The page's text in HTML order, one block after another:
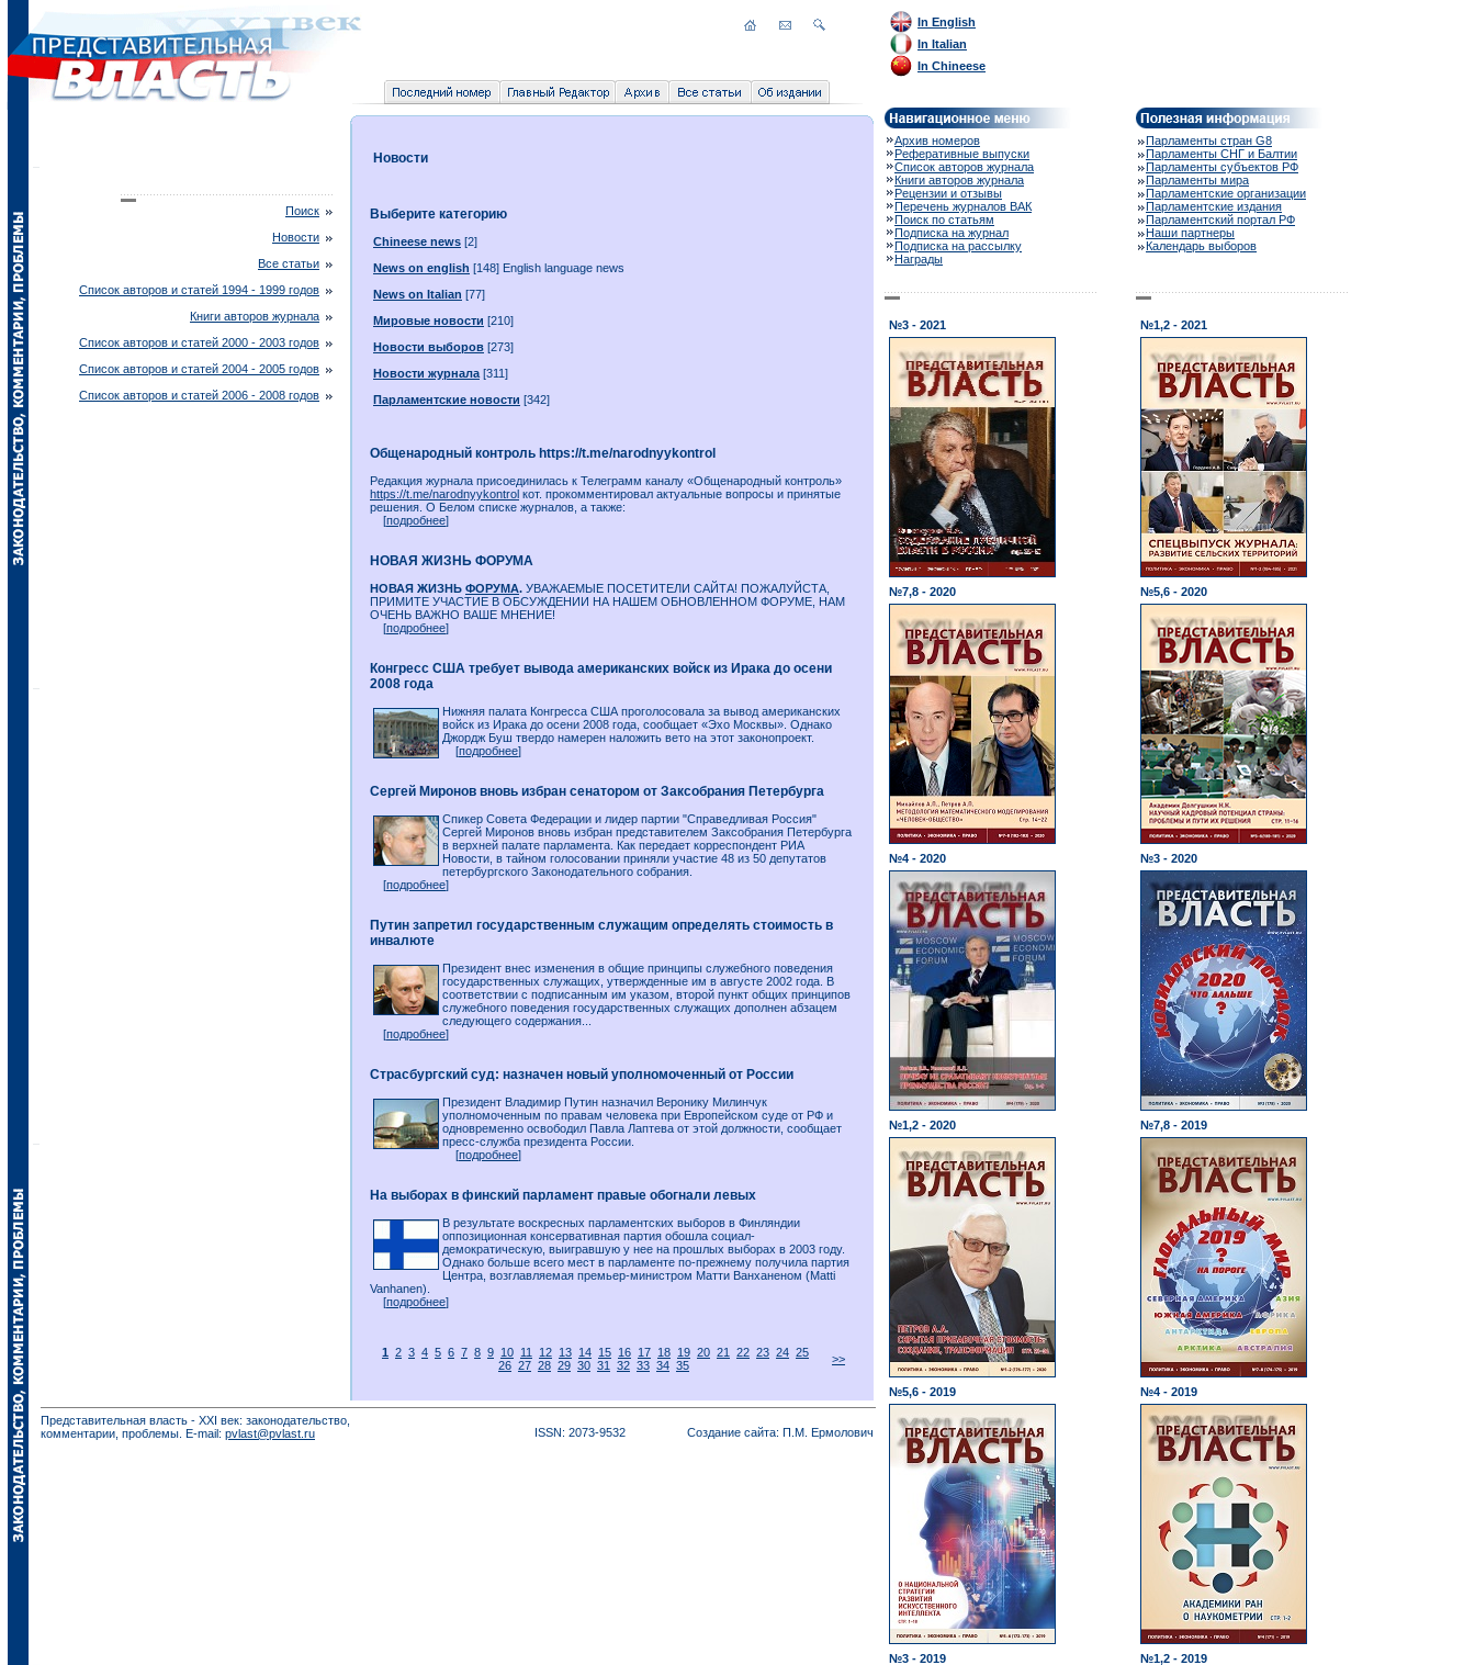
Поиск
Новости
Все статьи
Список авторов и статей 1994 - 1999 годов
Книги авторов журнала
Список авторов и статей 2000 - 2003 годов
Список авторов и статей 2004 - 2005 годов
Список авторов и статей 2006 - 2008 годов
Новости
Выберите категорию
Chineese news [2]
News on english [148] English language news
News on Italian [77]
Мировые новости [210]
Новости выборов [273]
Новости журнала [311]
Парламентские новости [342]
Общенародный контроль https://t.me/narodnyykontrol
Редакция журнала присоединилась к Телеграмм каналу «Общенародный контроль»
https://t.me/narodnyykontrol кот. прокомментировал актуальные вопросы и принятые
решения. О Белом списке журналов, а также:
[подробнее]
НОВАЯ ЖИЗНЬ ФОРУМА
НОВАЯ ЖИЗНЬ ФОРУМА. УВАЖАЕМЫЕ ПОСЕТИТЕЛИ САЙТА! ПОЖАЛУЙСТА,
ПРИМИТЕ УЧАСТИЕ В ОБСУЖДЕНИИ НА НАШЕМ ОБНОВЛЕННОМ ФОРУМЕ, НАМ
ОЧЕНЬ ВАЖНО ВАШЕ МНЕНИЕ!
[подробнее]
Конгресс США требует вывода американских войск из Ирака до осени
2008 года
Нижняя палата Конгресса США проголосовала за вывод американских
войск из Ирака до осени 2008 года, сообщает «Эхо Москвы». Однако
Джордж Буш твердо намерен наложить вето на этот законопроект.
[подробнее]
Сергей Миронов вновь избран сенатором от Заксобрания Петербурга
Спикер Совета Федерации и лидер партии "Справедливая Россия"
Сергей Миронов вновь избран представителем Заксобрания Петербурга
в верхней палате парламента. Как передает корреспондент РИА
Новости, в тайном голосовании приняли участие 48 из 50 депутатов
петербургского Законодательного собрания.
[подробнее]
Путин запретил государственным служащим определять стоимость в
инвалюте
Президент внес изменения в общие принципы служебного поведения
государственных служащих, утвержденные им в августе 2002 года. В
соответствии с подписанным им указом, второй пункт общих принципов
служебного поведения государственных служащих дополнен абзацем
следующего содержания...
[подробнее]
Страсбургский суд: назначен новый уполномоченный от России
Президент Владимир Путин назначил Веронику Милинчук
уполномоченным по правам человека при Европейском суде от РФ и
одновременно освободил Павла Лаптева от этой должности, сообщает
пресс-служба президента России.
[подробнее]
На выборах в финский парламент правые обогнали левых
В результате воскресных парламентских выборов в Финляндии
оппозиционная консервативная партия обошла социал-
демократическую, выигравшую у нее на прошлых выборах в 2003 году.
Однако больше всего мест в парламенте по-прежнему получила партия
Центра, возглавляемая премьер-министром Матти Ванханеном (Matti
Vanhanen).
[подробнее]
1 2 3 4 5 6 7 8 9 10 11 12 13 14 15 16 17 18 19 20 21 22 23 24 25
26 27 28 29 30 31 32 33 34 35 >>
Представительная власть - XXI век: законодательство,
комментарии, проблемы. E-mail: pvlast@pvlast.ru ISSN: 2073-9532 Создание сайта: П.М. Ермолович
In English
In Italian
In Chineese
Архив номеров
Реферативные выпуски
Список авторов журнала
Книги авторов журнала
Рецензии и отзывы
Перечень журналов ВАК
Поиск по статьям
Подписка на журнал
Подписка на рассылку
Награды
Парламенты стран G8
Парламенты СНГ и Балтии
Парламенты субъектов РФ
Парламенты мира
Парламентские организации
Парламентские издания
Парламентский портал РФ
Наши партнеры
Календарь выборов
№3 - 2021 №1,2 - 2021
№7,8 - 2020 №5,6 - 2020
№4 - 2020 №3 - 2020
№1,2 - 2020 №7,8 - 2019
№5,6 - 2019 №4 - 2019
№3 - 2019 №1,2 - 2019